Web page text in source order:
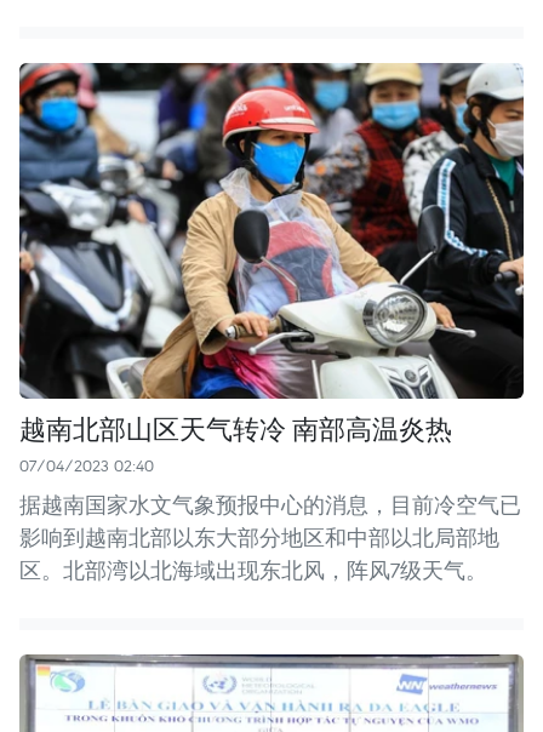
越南北部山区天气转冷 南部高温炎热
07/04/2023 02:40
据越南国家水文气象预报中心的消息，目前冷空气已
影响到越南北部以东大部分地区和中部以北局部地
区。北部湾以北海域出现东北风，阵风7级天气。